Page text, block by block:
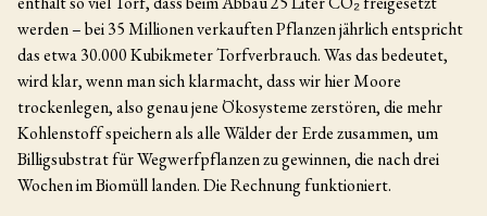
werden – bei 35 Millionen verkauften Pflanzen jährlich entspricht
das etwa 30.000 Kubikmeter Torfverbrauch. Was das bedeutet,
wird klar, wenn man sich klarmacht, dass wir hier Moore
trockenlegen, also genau jene Ökosysteme zerstören, die mehr
Kohlenstoff speichern als alle Wälder der Erde zusammen, um
Billigsubstrat für Wegwerfpflanzen zu gewinnen, die nach drei
Wochen im Biomüll landen. Die Rechnung funktioniert.